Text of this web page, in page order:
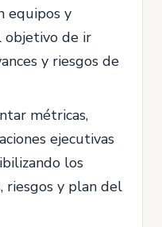
equipos y
objetivo de ir
y riesgos de
métricas,
ejecutivas
los
riesgos y plan del